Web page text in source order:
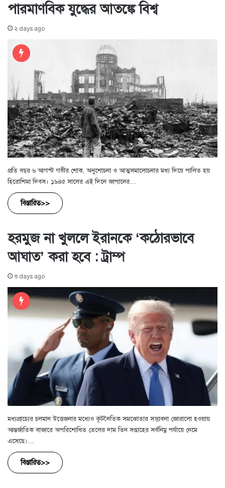
পারমাণবিক যুদ্ধের আতঙ্কে বিশ্ব
২ days ago
প্রতি বছর ৬ আগস্ট গভীর শোক, অনুশোচনা ও আত্মসমালোচনার মধ্য দিয়ে পালিত হয়
হিরোশিমা দিবস। ১৯৪৫ সালের এই দিনে জাপানের…
বিস্তারিত>>
হরমুজ না খুললে ইরানকে ‘কঠোরভাবে
আঘাত’ করা হবে : ট্রাম্প
৩ days ago
মধ্যপ্রাচ্যের চলমান উত্তেজনার মধ্যেও কূটনৈতিক সমঝোতার সম্ভাবনা জোরালো হওয়ায়
আন্তর্জাতিক বাজারে অপরিশোধিত তেলের দাম তিন সপ্তাহের সর্বনিম্ন পর্যায়ে নেমে
এসেছে।…
বিস্তারিত>>